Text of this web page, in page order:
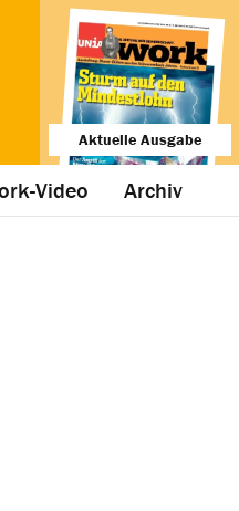
Aktuelle Ausgabe
Video Archiv